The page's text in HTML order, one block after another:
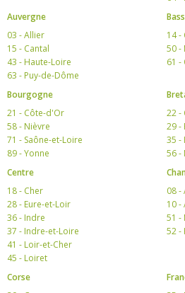
Auvergne
03 - Allier
15 - Cantal
43 - Haute-Loire
63 - Puy-de-Dôme
14 -
50 -
61 -
Bourgogne
21 - Côte-d'Or
58 - Nièvre
71 - Saône-et-Loire
89 - Yonne
22 -
29 -
35 -
56 -
Centre
18 - Cher
28 - Eure-et-Loir
36 - Indre
37 - Indre-et-Loire
41 - Loir-et-Cher
45 - Loiret
08 -
10 -
51 -
52 -
Corse